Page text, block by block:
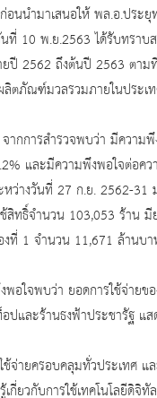
นนำมาเสนอให้ พล.อ.ประ
10 พ.ย.2563 ได้รับทราบส
ปี 2562 ถึงต้นปี 2563 ตาม
ตภัณฑ์มวลรวมภายในประเ
รสำรวจพบว่า มีความพึ
และมีความพึงพอใจต่อค
งวันที่ 27 ก.ย. 2562-31
ธิ์จำนวน 103,053 ร้าน มี
ที่ 1 จำนวน 11,671 ล้านบ
พบว่า ยอดการใช้จ่ายขอ
และร้านธงฟ้าประชารัฐ แ
ครอบคลุมทั่วประเทศ และ
ยวกับการใช้เทคโนโลยีดิจิ